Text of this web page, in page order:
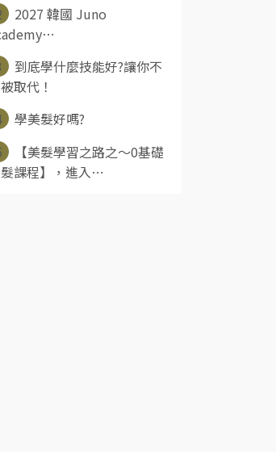
2027 韓國 Juno
到底學什麼技能好?讓你不
取代！
學美髮好嗎?
【美髮學習之路之～0基礎
課程】，進入⋯